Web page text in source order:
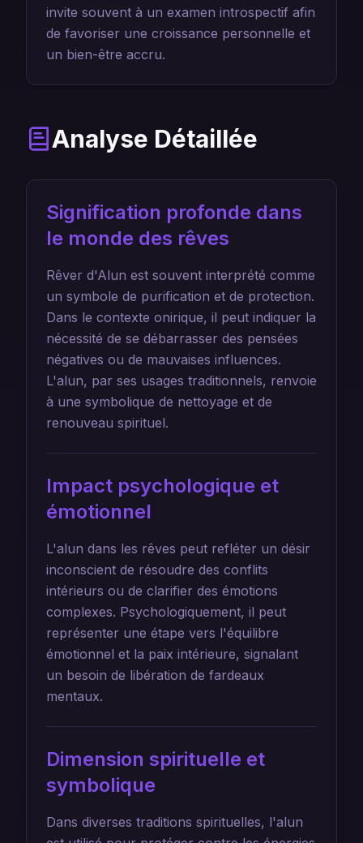
invite souvent à un examen introspectif afin
de favoriser une croissance personnelle et
un bien-être accru.
Analyse Détaillée
Signification profonde dans
le monde des rêves
Rêver d'Alun est souvent interprété comme
un symbole de purification et de protection.
Dans le contexte onirique, il peut indiquer la
nécessité de se débarrasser des pensées
négatives ou de mauvaises influences.
L'alun, par ses usages traditionnels, renvoie
à une symbolique de nettoyage et de
renouveau spirituel.
Impact psychologique et
émotionnel
L'alun dans les rêves peut refléter un désir
inconscient de résoudre des conflits
intérieurs ou de clarifier des émotions
complexes. Psychologiquement, il peut
représenter une étape vers l'équilibre
émotionnel et la paix intérieure, signalant
un besoin de libération de fardeaux
mentaux.
Dimension spirituelle et
symbolique
Dans diverses traditions spirituelles, l'alun